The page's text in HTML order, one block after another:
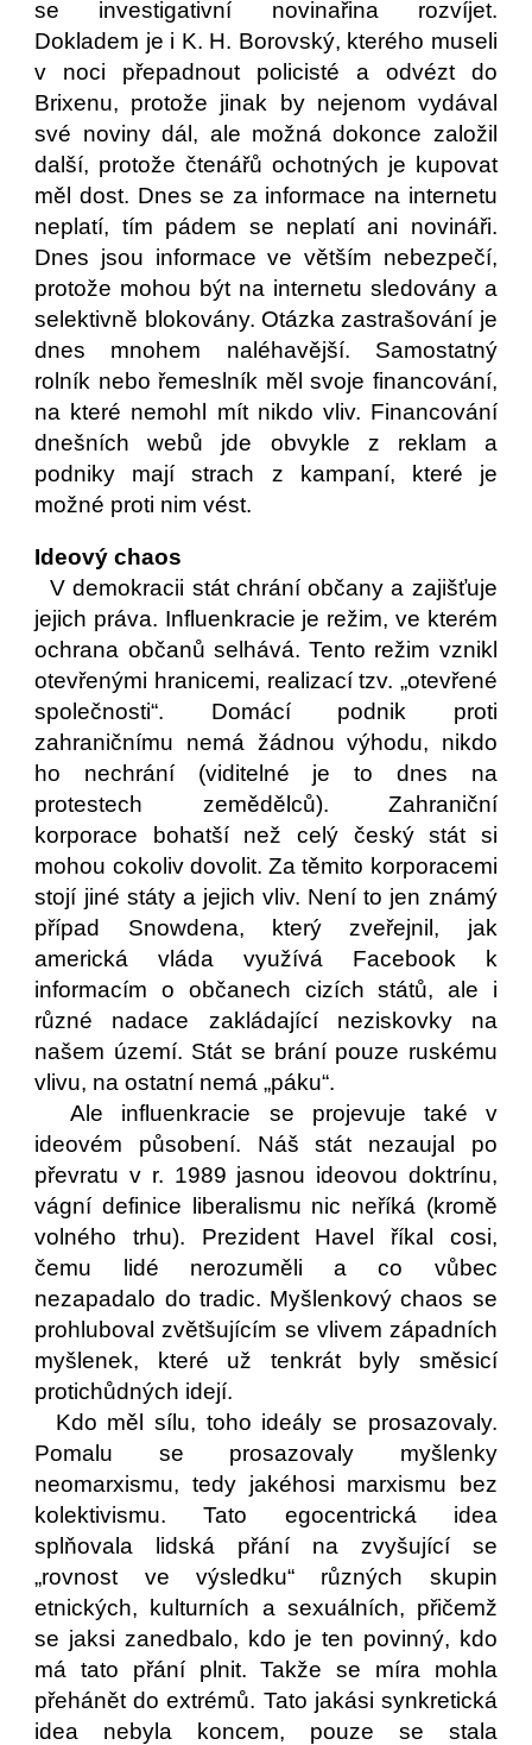
se investigativní novinařina rozvíjet.
Dokladem je i K. H. Borovský, kterého museli
v noci přepadnout policisté a odvézt do
Brixenu, protože jinak by nejenom vydával
své noviny dál, ale možná dokonce založil
další, protože čtenářů ochotných je kupovat
měl dost. Dnes se za informace na internetu
neplatí, tím pádem se neplatí ani novináři.
Dnes jsou informace ve větším nebezpečí,
protože mohou být na internetu sledovány a
selektivně blokovány. Otázka zastrašování je
dnes mnohem naléhavější. Samostatný
rolník nebo řemeslník měl svoje financování,
na které nemohl mít nikdo vliv. Financování
dnešních webů jde obvykle z reklam a
podniky mají strach z kampaní, které je
možné proti nim vést.
Ideový chaos
V demokracii stát chrání občany a zajišťuje
jejich práva. Influenkracie je režim, ve kterém
ochrana občanů selhává. Tento režim vznikl
otevřenými hranicemi, realizací tzv. „otevřené
společnosti“. Domácí podnik proti
zahraničnímu nemá žádnou výhodu, nikdo
ho nechrání (viditelné je to dnes na
protestech zemědělců). Zahraniční
korporace bohatší než celý český stát si
mohou cokoliv dovolit. Za těmito korporacemi
stojí jiné státy a jejich vliv. Není to jen známý
případ Snowdena, který zveřejnil, jak
americká vláda využívá Facebook k
informacím o občanech cizích států, ale i
různé nadace zakládající neziskovky na
našem území. Stát se brání pouze ruskému
vlivu, na ostatní nemá „páku“.
Ale influenkracie se projevuje také v
ideovém působení. Náš stát nezaujal po
převratu v r. 1989 jasnou ideovou doktrínu,
vágní definice liberalismu nic neříká (kromě
volného trhu). Prezident Havel říkal cosi,
čemu lidé nerozuměli a co vůbec
nezapadalo do tradic. Myšlenkový chaos se
prohluboval zvětšujícím se vlivem západních
myšlenek, které už tenkrát byly směsicí
protichůdných idejí.
Kdo měl sílu, toho ideály se prosazovaly.
Pomalu se prosazovaly myšlenky
neomarxismu, tedy jakéhosi marxismu bez
kolektivismu. Tato egocentrická idea
splňovala lidská přání na zvyšující se
„rovnost ve výsledku“ různých skupin
etnických, kulturních a sexuálních, přičemž
se jaksi zanedbalo, kdo je ten povinný, kdo
má tato přání plnit. Takže se míra mohla
přehánět do extrémů. Tato jakási synkretická
idea nebyla koncem, pouze se stala